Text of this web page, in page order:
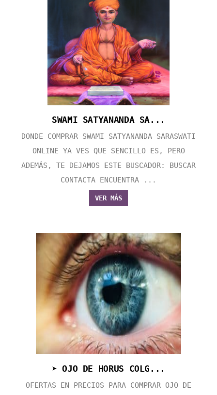
SWAMI SATYANANDA SA...
DONDE COMPRAR SWAMI SATYANANDA SARASWATI
ONLINE YA VES QUE SENCILLO ES, PERO
ADEMÁS, TE DEJAMOS ESTE BUSCADOR: BUSCAR
CONTACTA ENCUENTRA ...
VER MÁS
➤ OJO DE HORUS COLG...
OFERTAS EN PRECIOS PARA COMPRAR OJO DE